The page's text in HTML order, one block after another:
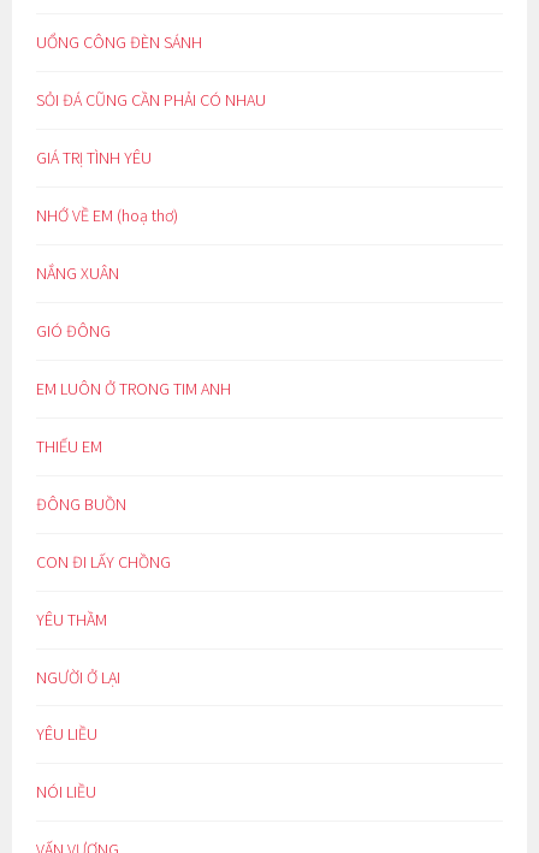
UỔNG CÔNG ĐÈN SÁNH
SỎI ĐÁ CŨNG CẦN PHẢI CÓ NHAU
GIÁ TRỊ TÌNH YÊU
NHỚ VỀ EM (hoạ thơ)
NẮNG XUÂN
GIÓ ĐÔNG
EM LUÔN Ở TRONG TIM ANH
THIẾU EM
ĐÔNG BUỒN
CON ĐI LẤY CHỒNG
YÊU THẦM
NGƯỜI Ở LẠI
YÊU LIỀU
NÓI LIỀU